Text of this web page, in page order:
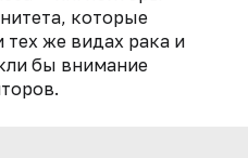
которые
же видах рака и
бы внимание